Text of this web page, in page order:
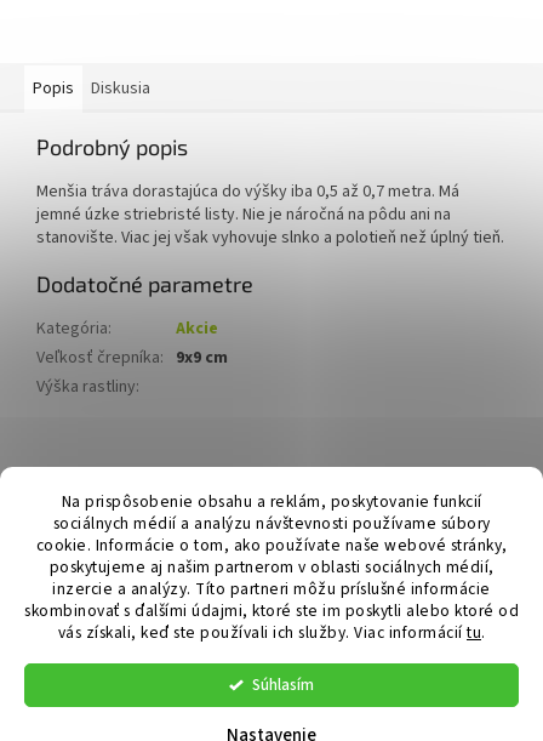
Na prispôsobenie obsahu a reklám, poskytovanie funkcií
sociálnych médií a analýzu návštevnosti používame súbory
cookie. Informácie o tom, ako používate naše webové stránky,
poskytujeme aj našim partnerom v oblasti sociálnych médií,
inzercie a analýzy. Títo partneri môžu príslušné informácie
skombinovať s ďalšími údajmi, ktoré ste im poskytli alebo ktoré od
vás získali, keď ste používali ich služby. Viac informáciítu.
Súhlasím
Nastavenie
Popis Diskusia
Podrobný popis
Menšia tráva dorastajúca do výšky iba 0,5 až 0,7 metra. Má
jemné úzke striebristé listy. Nie je náročná na pôdu ani na
stanovište. Viac jej však vyhovuje slnko a polotieň než úplný tieň.
Dodatočné parametre
Kategória:
Akcie
Veľkosť črepníka: 9x9 cm
Výška rastliny:
á
Hurmikaki.com
Vytvoril Shoptet